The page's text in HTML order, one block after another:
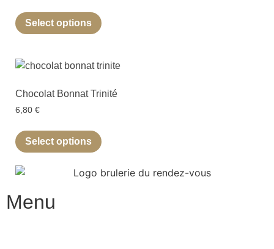
Select options
Chocolat Bonnat Trinité
6,80 €
Select options
Menu